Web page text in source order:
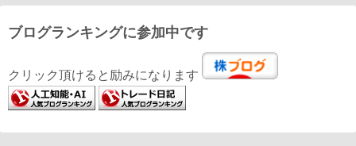
ブログランキングに参加中です
クリック頂けると励みになります